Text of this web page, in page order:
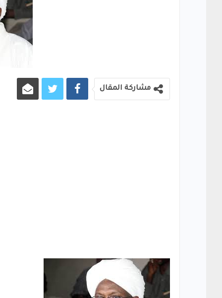
مشاركة المقال